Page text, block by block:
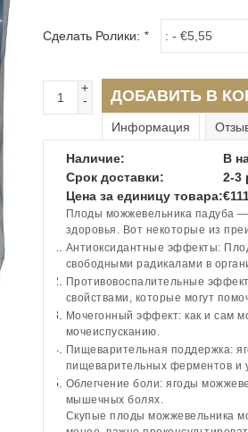
Сделать Ролики: *
+
-
ДОБАВИТЬ В
Информация
Наличие:
В
Срок доставки:
2-3
Цена за единицу товара:
Плоды можжевельника падуба
здоровья. Вот некоторые из
Антиоксидантные эффекты:
свободными радикалами в
Противовоспалительные
свойствами, которые могут
Мочегонный эффект: как и сам
мочеиспусканию.
Пищеварительная поддержка:
пищеварительных ферментов и
Облегчение боли: ягоды
мышечных болях.
Скупые плоды можжевельника